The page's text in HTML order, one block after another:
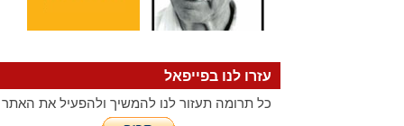
עזרו לנו בפייפאל
כל תרומה תעזור לנו להמשיך ולהפעיל את האתר